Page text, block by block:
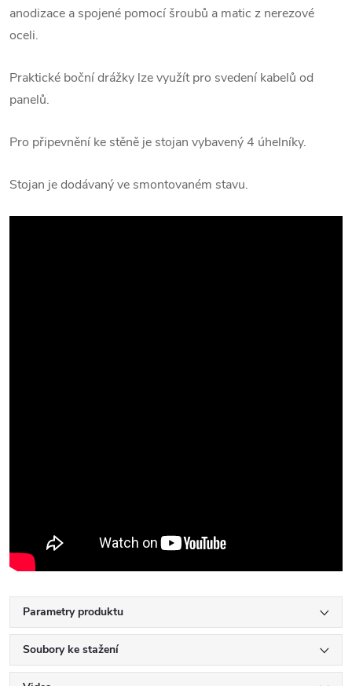
anodizace a spojené pomocí šroubů a matic z nerezové
oceli.
Praktické boční drážky lze využít pro svedení kabelů od
panelů.
Pro připevnění ke stěně je stojan vybavený 4 úhelníky.
Stojan je dodávaný ve smontovaném stavu.
Parametry produktu
Soubory ke stažení